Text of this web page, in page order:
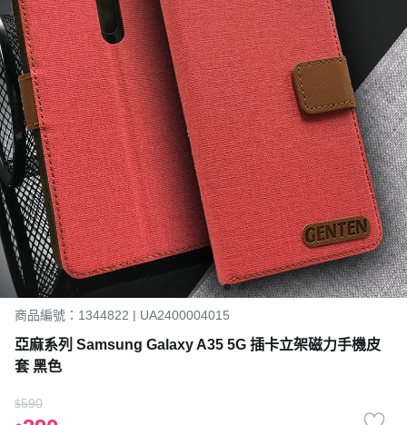
商品編號：1344822 | UA2400004015
亞麻系列 Samsung Galaxy A35 5G 插卡立架磁力手機皮
套 黑色
$590